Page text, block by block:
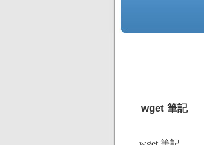
wget 筆記